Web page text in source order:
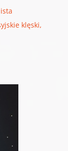
klęski,